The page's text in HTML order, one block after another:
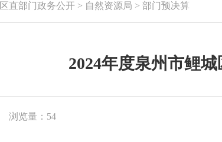
区直部门政务公开 > 自然资源局 > 部门预决算
2024年度泉州市鲤
浏览量： 54